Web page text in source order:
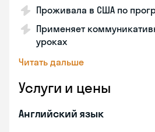
Проживала в США по
Применяет
уроках
Читать дальше
Услуги и цены
Английский язык